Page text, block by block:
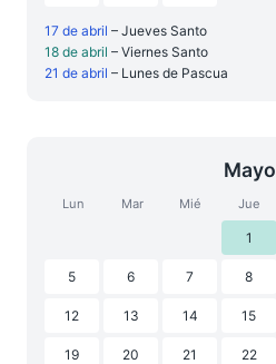
17 de abril – Jueves Santo
18 de abril – Viernes Santo
21 de abril – Lunes de Pascua
Mayo
Lun Mar Mié Jue
1
5 6 7 8
12 13 14 15
19 20 21 22